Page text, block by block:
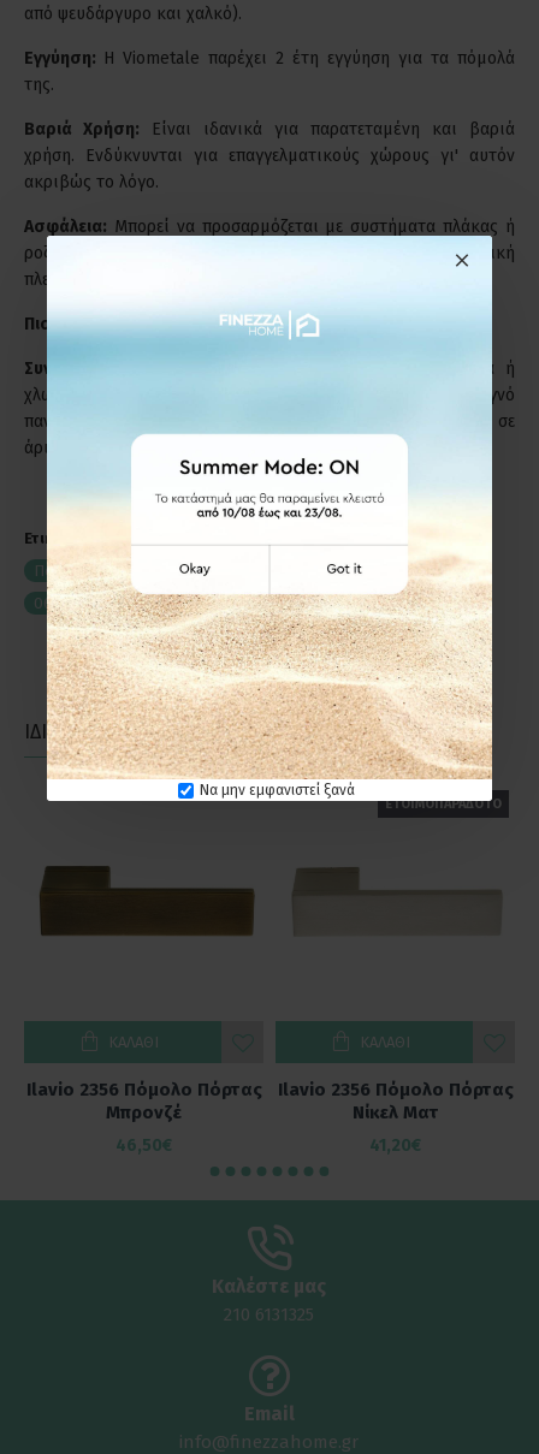
Να μην εμφανιστεί ξανά
από ψευδάργυρο και χαλκό).
Εγγύηση: Η Viometale παρέχει 2 έτη εγγύηση για τα πόμολά
της.
Βαριά Χρήση: Είναι ιδανικά για παρατεταμένη και βαριά
χρήση. Ενδύκνυνται για επαγγελματικούς χώρους γι' αυτόν
ακριβώς το λόγο.
Ασφάλεια: Μπορεί να προσαρμόζεται με συστήματα πλάκας ή
ροζέτας, χωρίς να είναι εμφανείς βίδες από την εξωτερική
πλευρά, με δύο διαμπερείς τρύπες κέντρου 38mm.
Πιστοποίηση & Αναγνώριση:Πρότυπο ISO EN 9001.
Συντήρηση:
Μη χρησιμοποιείτε απορρυπαντικά, καυστικά ή
χλωριούχα υγρά για τον καθαρισμό των προϊόντων. Στεγνό
πανί ή σκέτο νερό, αρκούν για να διατηρήσετε το προϊόν σε
άριστη κατάσταση.
Ετικέτες:
Πόμολο Πόρτας με Ροζέτα Viometale 06.220 Νίκελ Ματ
06.220
με Ροζέτα
ΙΔΙΑΣ ΚΑΤΗΓΟΡΙΑΣ ΙΔΙΑΣ ΕΤΑΙΡΕΙΑΣ
Ilavio 2356 Πόμολο Πόρτας
Μπρονζέ
46,50€
ΚΑΛΆΘΙ
ΕΤΟΙΜΟΠΑΡΑΔΟΤΟ
Ilavio 2356 Πόμολο Πόρτας
Νίκελ Ματ
41,20€
ΚΑΛΆΘΙ
Καλέστε μας
210 6131325
Email
info@finezzahome.gr